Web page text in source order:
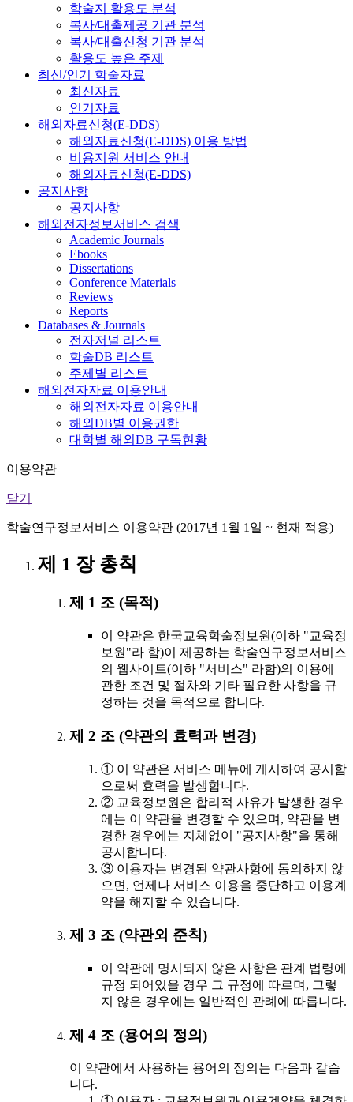
학술지 활용도 분석
복사/대출제공 기관 분석
복사/대출신청 기관 분석
활용도 높은 주제
최신/인기 학술자료
최신자료
인기자료
해외자료신청(E-DDS)
해외자료신청(E-DDS) 이용 방법
비용지원 서비스 안내
해외자료신청(E-DDS)
공지사항
공지사항
해외전자정보서비스 검색
Academic Journals
Ebooks
Dissertations
Conference Materials
Reviews
Reports
Databases & Journals
전자저널 리스트
학술DB 리스트
주제별 리스트
해외전자자료 이용안내
해외전자자료 이용안내
해외DB별 이용권한
대학별 해외DB 구독현황
이용약관
닫기
학술연구정보서비스 이용약관 (2017년 1월 1일 ~ 현재 적용)
제 1 장 총칙
제 1 조 (목적)
이 약관은 한국교육학술정보원(이하 "교육정
보원"라 함)이 제공하는 학술연구정보서비스
의 웹사이트(이하 "서비스" 라함)의 이용에
관한 조건 및 절차와 기타 필요한 사항을 규
정하는 것을 목적으로 합니다.
제 2 조 (약관의 효력과 변경)
① 이 약관은 서비스 메뉴에 게시하여 공시함
으로써 효력을 발생합니다.
② 교육정보원은 합리적 사유가 발생한 경우
에는 이 약관을 변경할 수 있으며, 약관을 변
경한 경우에는 지체없이 "공지사항"을 통해
공시합니다.
③ 이용자는 변경된 약관사항에 동의하지 않
으면, 언제나 서비스 이용을 중단하고 이용계
약을 해지할 수 있습니다.
제 3 조 (약관외 준칙)
이 약관에 명시되지 않은 사항은 관계 법령에
규정 되어있을 경우 그 규정에 따르며, 그렇
지 않은 경우에는 일반적인 관례에 따릅니다.
제 4 조 (용어의 정의)
이 약관에서 사용하는 용어의 정의는 다음과 같습
니다.